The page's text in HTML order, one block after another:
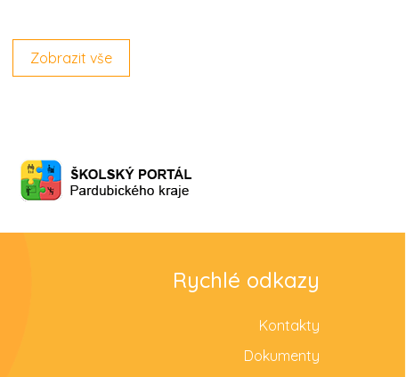
Zobrazit vše
Rychlé odkazy
Kontakty
Dokumenty